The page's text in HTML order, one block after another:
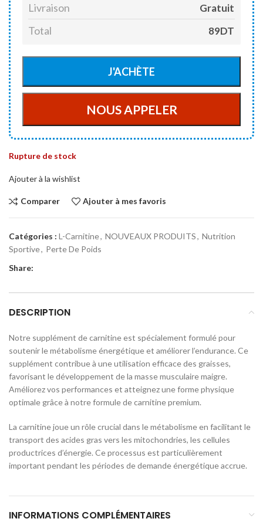
Livraison Gratuit
Total 89DT
Rupture de stock
Ajouter à la wishlist
Comparer Ajouter à mes favoris
Catégories : L-Carnitine, NOUVEAUX PRODUITS, Nutrition
Sportive, Perte De Poids
Share:
DESCRIPTION
Notre supplément de carnitine est spécialement formulé pour
soutenir le métabolisme énergétique et améliorer l’endurance. Ce
supplément contribue à une utilisation efficace des graisses,
favorisant le développement de la masse musculaire maigre.
Améliorez vos performances et atteignez une forme physique
optimale grâce à notre formule de carnitine premium.
La carnitine joue un rôle crucial dans le métabolisme en facilitant le
transport des acides gras vers les mitochondries, les cellules
productrices d’énergie. Ce processus est particulièrement
important pendant les périodes de demande énergétique accrue.
INFORMATIONS COMPLÉMENTAIRES